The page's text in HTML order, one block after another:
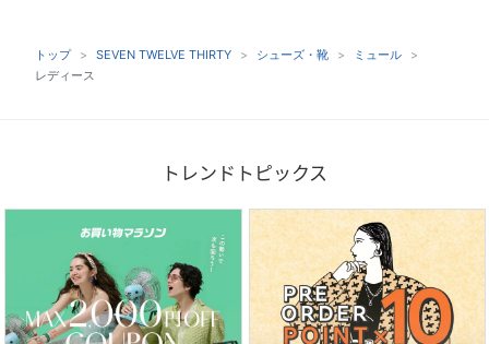
トップ SEVEN TWELVE THIRTY シューズ・靴
ミュール
レディース
トレンドトピックス